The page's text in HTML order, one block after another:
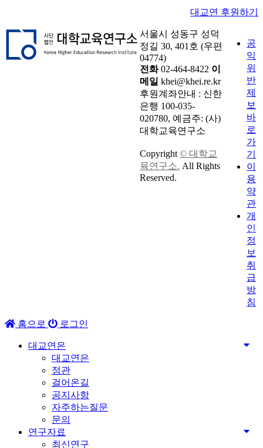
대교연 후원하기
서울시 성동구 성덕
정길 30, 401호 (우편
04774)
전화02-464-8422 이
메일 khei@khei.re.kr
후원계좌안내 : 신한
은행 100-035-
020780, 예금주: (사)
대학교육연구소
Copyright © 대학교
육연구소. All Rights
Reserved.
공
익
위
반
제
보
바
로
가
기
이
용
약
관
개
인
정
보
취
급
방
침
홈으로 로그인
대교연은
대교연은
정관
걸어온길
공지사항
자주하는질문
문의
연구자료
최신연구